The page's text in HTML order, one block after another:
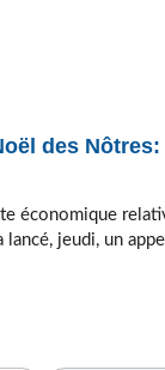
des Nôtres:
économique
lancé, jeudi, un